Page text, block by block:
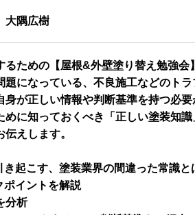
大隅広樹
ための【屋根&外壁塗り替え勉強会】
題になっている、不良施工などのト
身が正しい情報や判断基準を持つ必
めに知っておくべき「正しい塗装知
えします。
起こす、塗装業界の間違った常識と
イントを解説
分析